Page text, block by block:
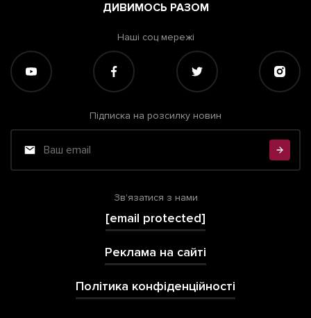
ДИВИМОСЬ РАЗОМ
Наші соц мережі
Підписка на розсилку новин
Зв'язатися з нами
[email protected]
Реклама на сайті
Політика конфіденційності